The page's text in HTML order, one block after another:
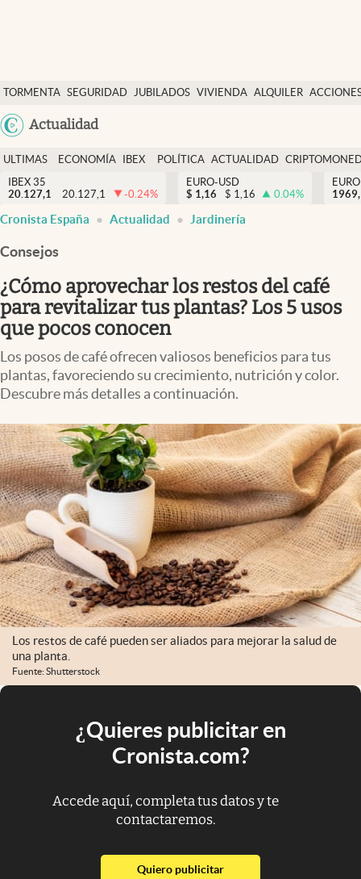
TORMENTA SEGURIDAD JUBILADOS VIVIENDA ALQUILER
Actualidad
Economía y finanzas
Política
Actualidad
Criptomonedas
España
ULTIMAS
NOTICIAS
ECONOMÍA
FINANZAS
IBEX
EURO
POLÍTICA ACTUALIDAD
IBEX 35
20.127,1
20.127,1 -0.24%
EURO-USD
$ 1,16 $ 1,16 0.04%
Cronista España Actualidad Jardinería
Consejos
¿Cómo aprovechar los restos del café
para revitalizar tus plantas? Los 5 usos
que pocos conocen
Los posos de café ofrecen valiosos beneficios para tus
plantas, favoreciendo su crecimiento, nutrición y color.
Descubre más detalles a continuación.
Los restos de café pueden ser aliados para mejorar la salud de
una planta.
Fuente: Shutterstock
¿Quieres publicitar en
Cronista.com?
Accede aquí, completa tus datos y te
contactaremos.
Quiero publicitarabre en nueva pestaña